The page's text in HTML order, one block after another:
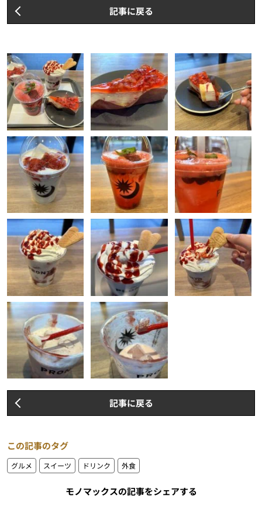
記事に戻る
記事に戻る
この記事のタグ
グルメ スイーツ ドリンク 外食
モノマックスの記事をシェアする